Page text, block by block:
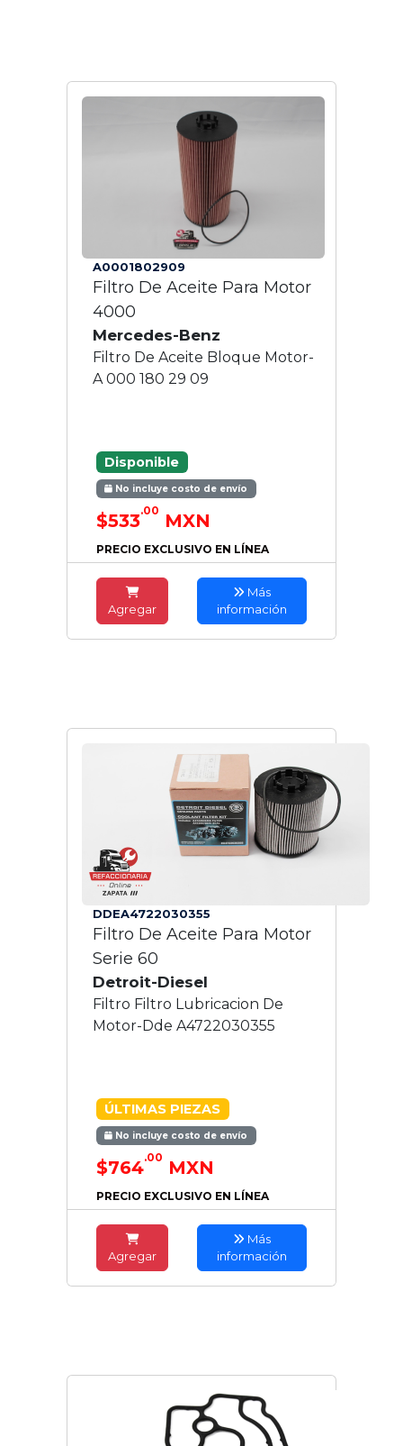
A0001802909
Filtro De Aceite Para Motor
4000
Mercedes-Benz
Filtro De Aceite Bloque Motor-
A 000 180 29 09
Disponible
No incluye costo de envío
$533.00 MXN
PRECIO EXCLUSIVO EN LÍNEA
Agregar
Más
información
DDEA4722030355
Filtro De Aceite Para Motor
Serie 60
Detroit-Diesel
Filtro Filtro Lubricacion De
Motor-Dde A4722030355
ÚLTIMAS PIEZAS
No incluye costo de envío
$764.00 MXN
PRECIO EXCLUSIVO EN LÍNEA
Agregar
Más
información